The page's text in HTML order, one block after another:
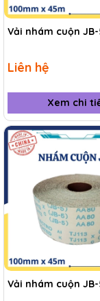
Vải nhám cuộn JB-
Liên hệ
Xem chi
Vải nhám cuộn JB-